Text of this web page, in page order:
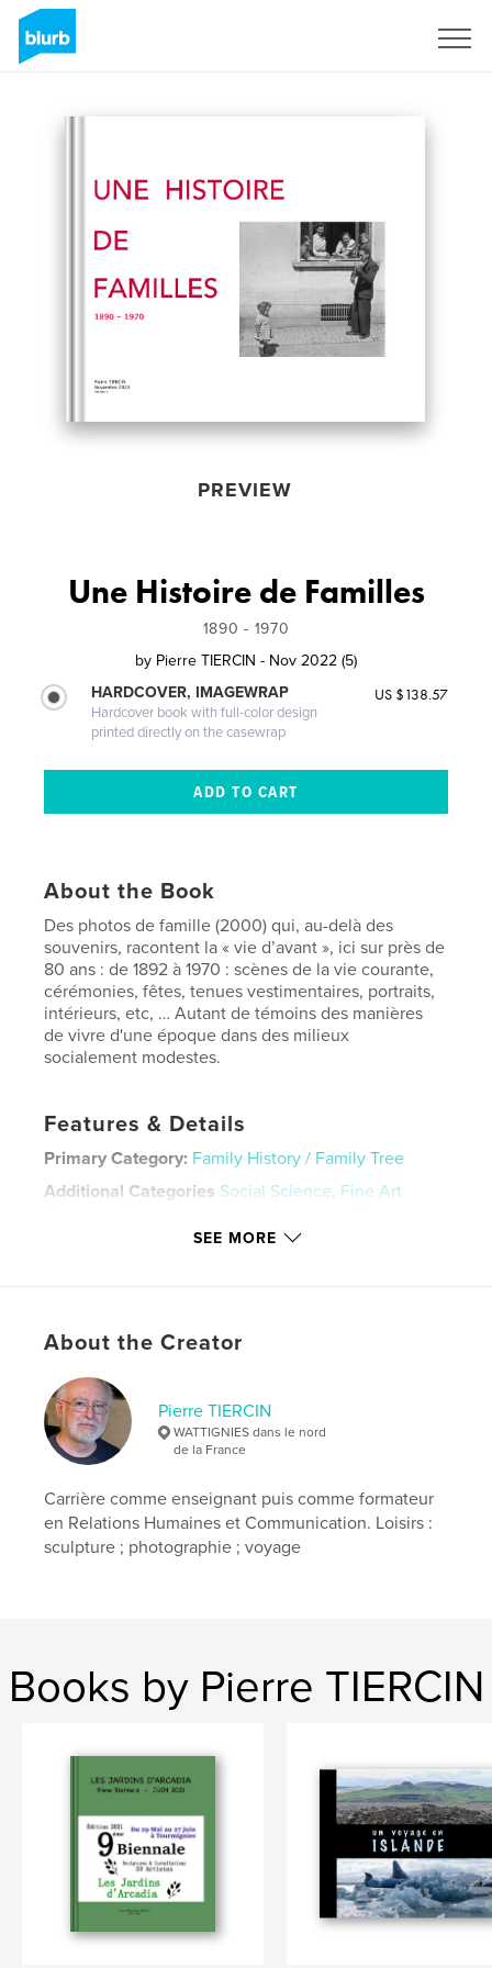
PREVIEW
Une Histoire de Familles
1890 - 1970
by Pierre TIERCIN - Nov 2022 (5)
HARDCOVER, IMAGEWRAP
Hardcover book with full-color design
printed directly on the casewrap
US $138.57
About the Book
Des photos de famille (2000) qui, au-delà des
souvenirs, racontent la « vie d’avant », ici sur près de
80 ans : de 1892 à 1970 : scènes de la vie courante,
cérémonies, fêtes, tenues vestimentaires, portraits,
intérieurs, etc, … Autant de témoins des manières
de vivre d'une époque dans des milieux
socialement modestes.
Features & Details
Primary Category: Family History / Family Tree
Additional Categories Social Science, Fine Art
Large Format Landscape, 13×11 in,
LanguageFrench
Keywords
généalogie vie sociale ,
famille
SEE MORE
About the Creator
Pierre TIERCIN
WATTIGNIES dans le nord
de la France
Carrière comme enseignant puis comme formateur
en Relations Humaines et Communication. Loisirs :
sculpture ; photographie ; voyage
Books by Pierre TIERCIN